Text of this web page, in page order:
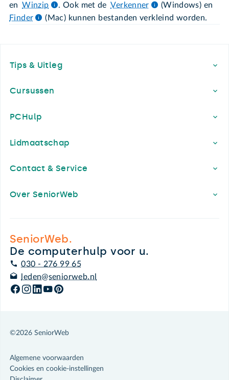
en Winzip . Ook met de Verkenner
(Windows) en
Finder
(Mac) kunnen bestanden verkleind worden.
Tips & Uitleg
Cursussen
PCHulp
Lidmaatschap
Contact & Service
Over SeniorWeb
SeniorWeb.
De computerhulp voor u.
030 - 276 99 65
leden@seniorweb.nl
©2026 SeniorWeb
Algemene voorwaarden
Cookies en cookie-instellingen